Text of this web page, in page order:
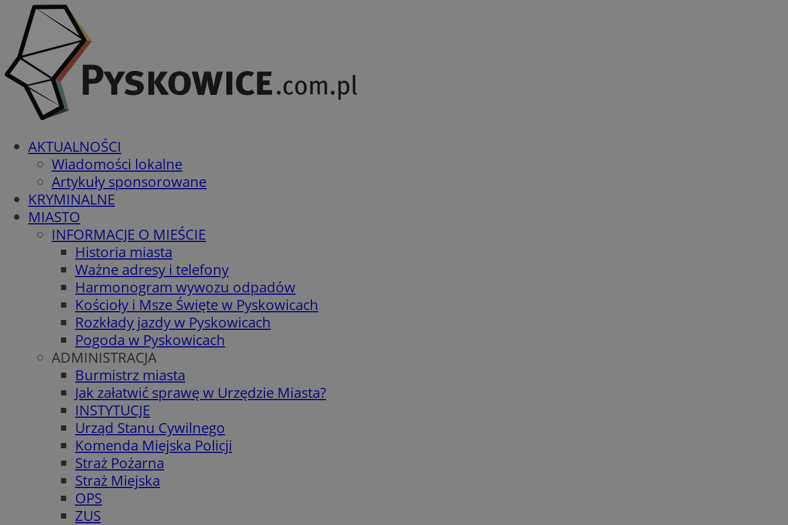
AKTUALNOŚCI
Wiadomości lokalne
Artykuły sponsorowane
KRYMINALNE
MIASTO
INFORMACJE O MIEŚCIE
Historia miasta
Ważne adresy i telefony
Harmonogram wywozu odpadów
Kościoły i Msze Święte w Pyskowicach
Rozkłady jazdy w Pyskowicach
Pogoda w Pyskowicach
ADMINISTRACJA
Burmistrz miasta
Jak załatwić sprawę w Urzędzie Miasta?
INSTYTUCJE
Urząd Stanu Cywilnego
Komenda Miejska Policji
Straż Pożarna
Straż Miejska
OPS
ZUS